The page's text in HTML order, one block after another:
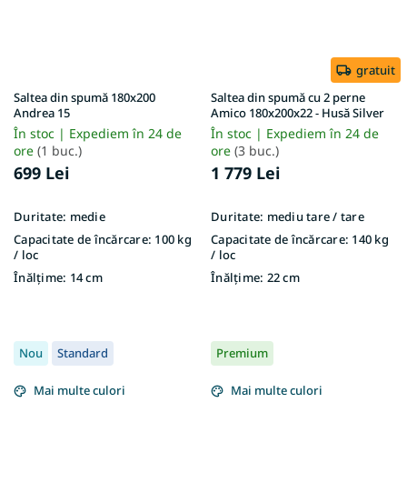
Saltea din spumă 180x200
Andrea 15
În stoc | Expediem în 24 de
ore (1 buc.)
699 Lei
Duritate: medie
Capacitate de încărcare: 100 kg
/ loc
Înălțime: 14 cm
gratuit
Saltea din spumă cu 2 perne
Amico 180x200x22 - Husă Silver
În stoc | Expediem în 24 de
ore (3 buc.)
1 779 Lei
Duritate: mediu tare / tare
Capacitate de încărcare: 140 kg
/ loc
Înălțime: 22 cm
Nou Standard
Mai multe culori
Premium
Mai multe culori